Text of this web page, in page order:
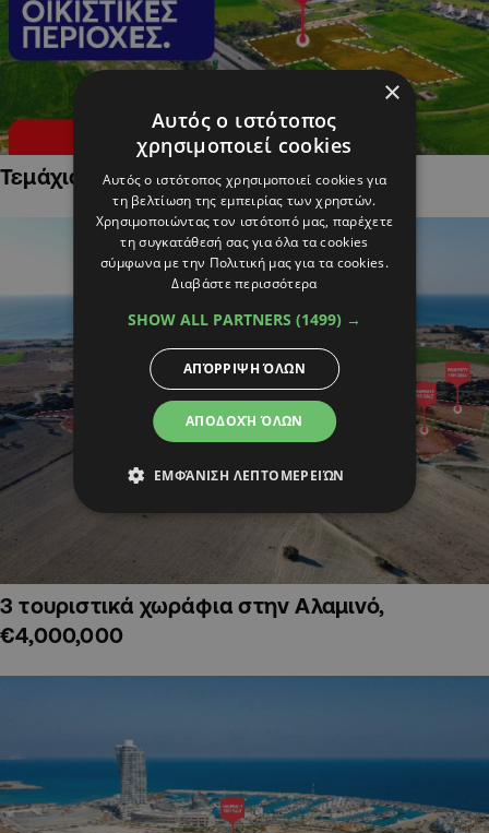
Τεμάχια Γης σε Οικιστικές Περιοχές
3 τουριστικά χωράφια στην Αλαμινό,
€4,000,000
×
Αυτός ο ιστότοπος
χρησιμοποιεί cookies
Αυτός ο ιστότοπος χρησιμοποιεί cookies για
τη βελτίωση της εμπειρίας των χρηστών.
Χρησιμοποιώντας τον ιστότοπό μας, παρέχετε
τη συγκατάθεσή σας για όλα τα cookies
σύμφωνα με την Πολιτική μας για τα cookies.
Διαβάστε περισσότερα
SHOW ALL PARTNERS (1499) →
ΑΠΟΔΟΧΉ ΌΛΩΝ
ΑΠΌΡΡΙΨΗ ΌΛΩΝ
ΕΜΦΆΝΙΣΗ ΛΕΠΤΟΜΕΡΕΙΏΝ